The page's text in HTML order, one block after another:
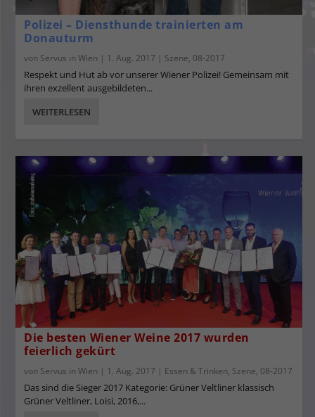
Polizei – Diensthunde trainierten am
Donauturm
von Servus in Wien | 1. Aug. 2017 | Szene, 08-2017
Respekt und Hut ab vor unserer Wiener Polizei! Gemeinsam mit
ihren exzellent ausgebildeten...
WEITERLESEN
Die besten Wiener Weine 2017 wurden
feierlich gekürt
von Servus in Wien | 1. Aug. 2017 | Essen & Trinken, Szene, 08-2017
Das sind die Sieger 2017 Kategorie: Grüner Veltliner klassisch
Grüner Veltliner, Loisi, 2016,...